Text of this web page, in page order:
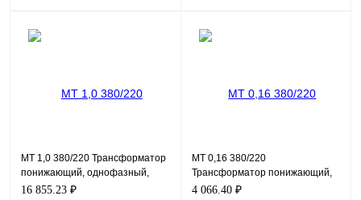
MT 1,0 380/220 Трансформатор
понижающий, однофазный,
мощность 1000ВА, входное
16 855.23 ₽
MT 0,16 380/220
Трансформатор понижающий,
однофазный, мощность 160ВА,
4 066.40 ₽